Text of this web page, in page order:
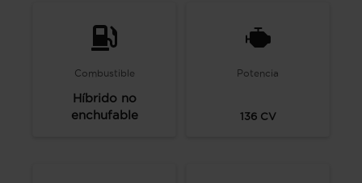
Combustible
Híbrido no
enchufable
Potencia
136CV